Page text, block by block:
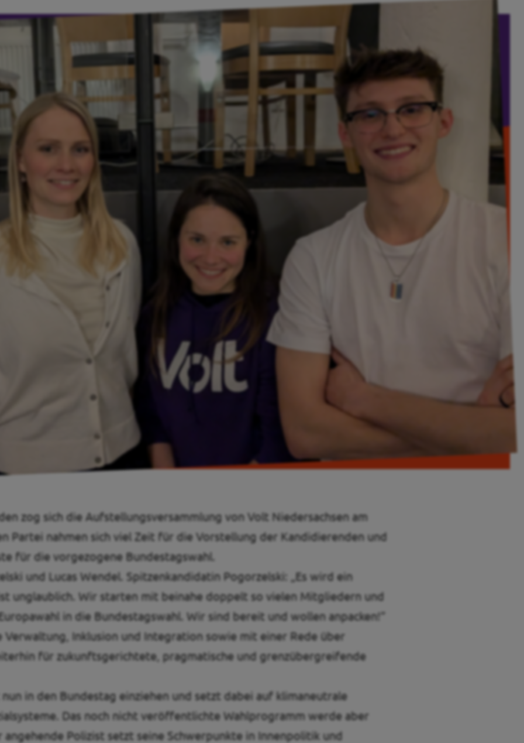
zog sich die Aufstellungsversammlung von Volt Niedersachsen am
Partei nahmen sich viel Zeit für die Vorstellung der Kandidierenden und
für die vorgezogene Bundestagswahl.
und Lucas Wendel. Spitzenkandidatin Pogorzelski: „Es wird ein
unglaublich. Wir starten mit beinahe doppelt so vielen Mitgliedern und
in die Bundestagswahl. Wir sind bereit und wollen anpacken!”
Inklusion und Integration sowie mit einer Rede über
für zukunftsgerichtete, pragmatische und grenzübergreifende
in den Bundestag einziehen und setzt dabei auf klimaneutrale
Das noch nicht veröffentlichte Wahlprogramm werde aber
Polizist setzt seine Schwerpunkte in Innenpolitik und